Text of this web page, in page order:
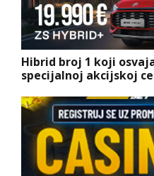
Hibrid broj 1 koji
specijalnoj akcijskoj